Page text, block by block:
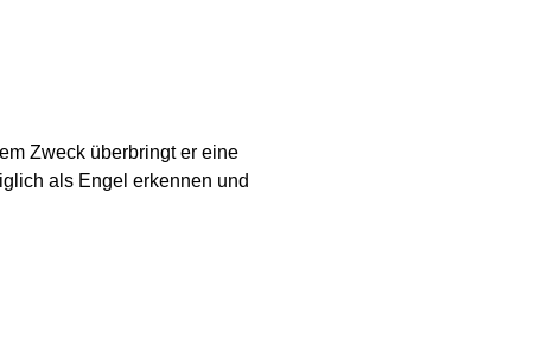
Zweck überbringt er eine
als Engel erkennen und